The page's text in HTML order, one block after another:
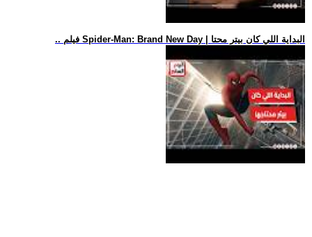
.. فيلم Spider-Man: Brand New Day | البداية اللي كان بيتر محتا